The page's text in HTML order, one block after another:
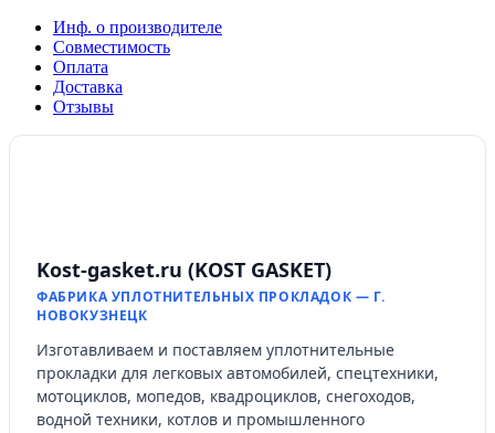
Инф. о производителе
Совместимость
Оплата
Доставка
Отзывы
Kost-gasket.ru (KOST GASKET)
ФАБРИКА УПЛОТНИТЕЛЬНЫХ ПРОКЛАДОК — Г.
НОВОКУЗНЕЦК
Изготавливаем и поставляем уплотнительные
прокладки для легковых автомобилей, спецтехники,
мотоциклов, мопедов, квадроциклов, снегоходов,
водной техники, котлов и промышленного